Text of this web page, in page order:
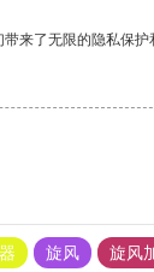
来了无限的隐私保护
旋风 旋风